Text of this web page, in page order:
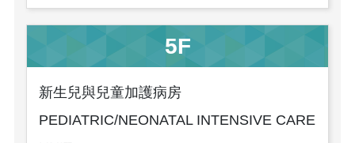
5F
新生兒與兒童加護病房
PEDIATRIC/NEONATAL INTENSIVE CARE